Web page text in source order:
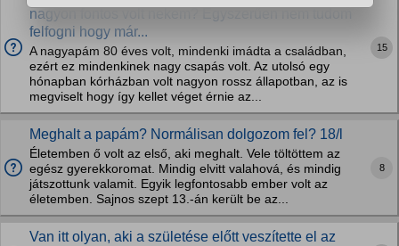
nagyon fontos volt nekem? Egyszerűen nem tudom
felfogni hogy már...
A nagyapám 80 éves volt, mindenki imádta a családban,
ezért ez mindenkinek nagy csapás volt. Az utolsó egy
hónapban kórházban volt nagyon rossz állapotban, az is
megviselt hogy így kellet véget érnie az...
15
Meghalt a papám? Normálisan dolgozom fel? 18/l
Életemben ő volt az első, aki meghalt. Vele töltöttem az
egész gyerekkoromat. Mindig elvitt valahová, és mindig
játszottunk valamit. Egyik legfontosabb ember volt az
életemben. Sajnos szept 13.-án került be az...
8
Van itt olyan, aki a születése előtt veszítette el az